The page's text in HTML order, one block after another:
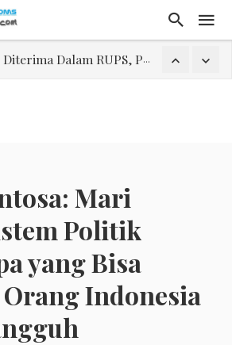
Laporan Keuangan Diterima Dalam RUPS, Pelaporan Hingga Penahanan Mantan Direktur PT GKS Dinilai Rancu
Mari
Politik
yang Bisa
Indonesia